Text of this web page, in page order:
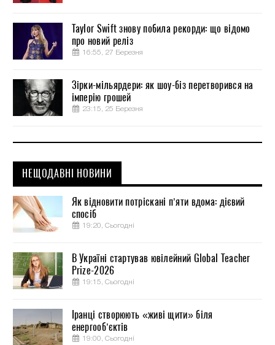
Taylor Swift знову побила рекорди: що відомо
про новий реліз
16:55, 27 Березня
Зірки-мільярдери: як шоу-біз перетворився на
імперію грошей
23:15, 25 Березня
НЕЩОДАВНІ НОВИНИ
Як відновити потріскані п’яти вдома: дієвий
спосіб
19:20, Сьогодні
В Україні стартував ювілейний Global Teacher
Prize-2026
19:15, Сьогодні
Іранці створюють «живі щити» біля
енергооб’єктів
19:00, Сьогодні